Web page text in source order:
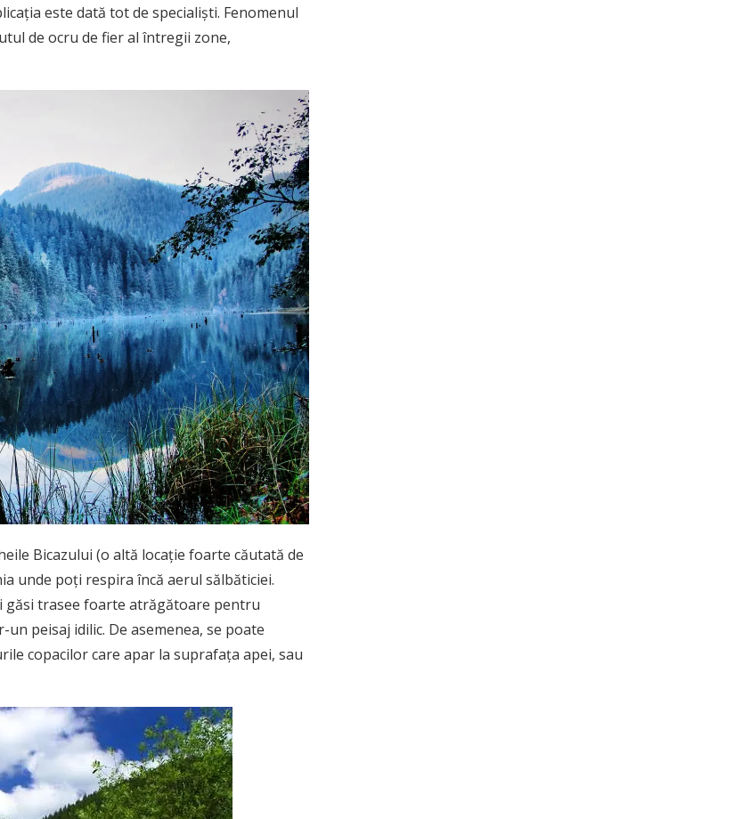
este dată tot de specialiști. Fenomenul
de ocru de fier al întregii zone,
Bicazului (o altă locație foarte căutată de
unde poți respira încă aerul sălbăticiei.
găsi trasee foarte atrăgătoare pentru
peisaj idilic. De asemenea, se poate
copacilor care apar la suprafața apei, sau